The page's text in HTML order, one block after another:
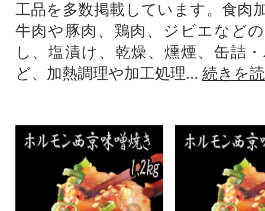
工品を多数掲載しています。食肉
牛肉や豚肉、鶏肉、ジビエなど
し、塩漬け、乾燥、燻煙、缶詰
ど、加熱調理や加工処理... 続きを